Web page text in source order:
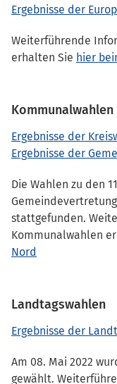
Ergebnisse der
Weiterführende
erhalten Sie hier
Kommunalwahlen
Ergebnisse der
Ergebnisse der
Die Wahlen zu den
stattgefunden.
Kommunalwahlen
Nord
Landtagswahlen
Ergebnisse der
Am 08. Mai 2022
gewählt.